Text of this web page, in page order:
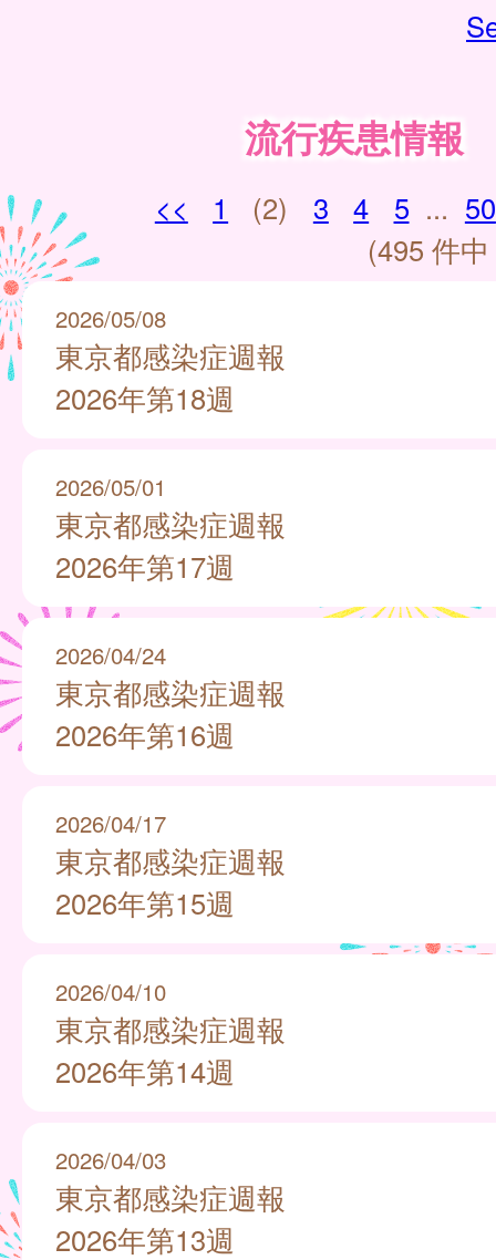
流行疾患情報
<< 1 (2) 3 4 5 ... 50
(495 件
2026/05/08
東京都感染症週報
2026年第18週
2026/05/01
東京都感染症週報
2026年第17週
2026/04/24
東京都感染症週報
2026年第16週
2026/04/17
東京都感染症週報
2026年第15週
2026/04/10
東京都感染症週報
2026年第14週
2026/04/03
東京都感染症週報
2026年第13週